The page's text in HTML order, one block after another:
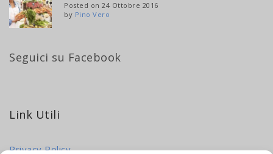
Posted on 24 Ottobre 2016
by Pino Vero
Seguici su Facebook
Link Utili
Privacy Policy